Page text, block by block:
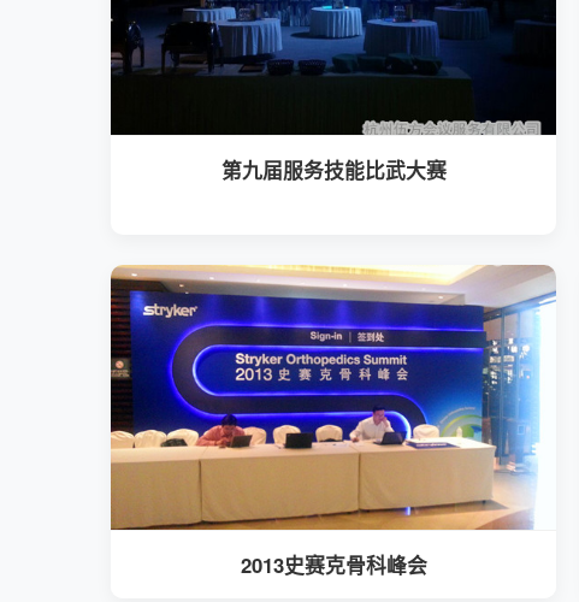
第九届服务技能比武大赛
2013史赛克骨科峰会